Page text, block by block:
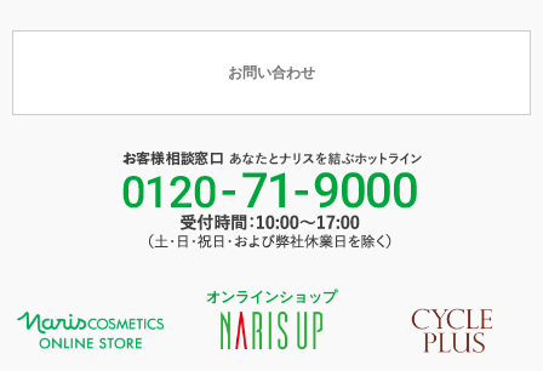
お問い合わせ
オンラインショップ